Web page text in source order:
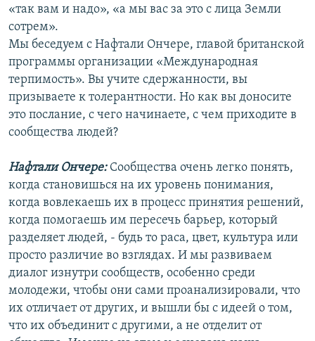
«так вам и надо», «а мы вас за это с лица Земли
сотрем».
Мы беседуем с Нафтали Ончере, главой британской
программы организации «Международная
терпимость». Вы учите сдержанности, вы
призываете к толерантности. Но как вы доносите
это послание, с чего начинаете, с чем приходите в
сообщества людей?
Нафтали Ончере: Сообщества очень легко понять,
когда становишься на их уровень понимания,
когда вовлекаешь их в процесс принятия решений,
когда помогаешь им пересечь барьер, который
разделяет людей, - будь то раса, цвет, культура или
просто различие во взглядах. И мы развиваем
диалог изнутри сообществ, особенно среди
молодежи, чтобы они сами проанализировали, что
их отличает от других, и вышли бы с идеей о том,
что их объединит с другими, а не отделит от